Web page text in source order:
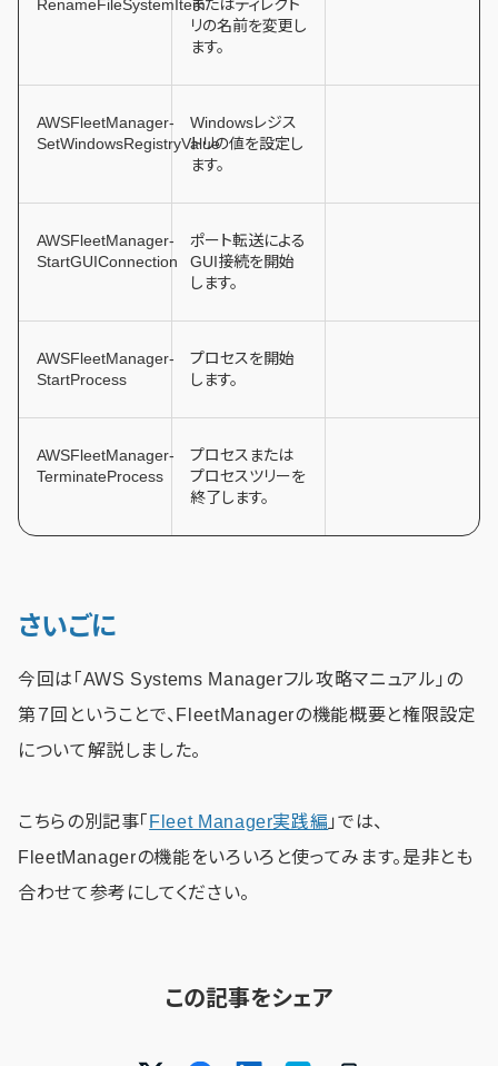
RenameFileSystemItemまたはディレクト
リの名前を変更し
ます。
AWSFleetManager-
SetWindowsRegistryValue
Windowsレジス
トリの値を設定し
ます。
AWSFleetManager-
StartGUIConnection
ポート転送による
GUI接続を開始
します。
AWSFleetManager-
StartProcess
プロセスを開始
します。
AWSFleetManager-
TerminateProcess
プロセスまたは
プロセスツリーを
終了します。
さいごに
今回は「AWS Systems Managerフル攻略マニュアル」の
第７回ということで、FleetManagerの機能概要と権限設定
について解説しました。
こちらの別記事「 Fleet Manager実践編 」では、
FleetManagerの機能をいろいろと使ってみます。是非とも
合わせて参考にしてください。
この記事をシェア